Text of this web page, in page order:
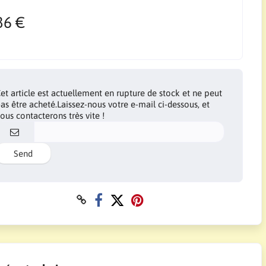
€
article est actuellement en rupture de stock et ne peut
être acheté.Laissez-nous votre e-mail ci-dessous, et
contacterons très vite !
Send